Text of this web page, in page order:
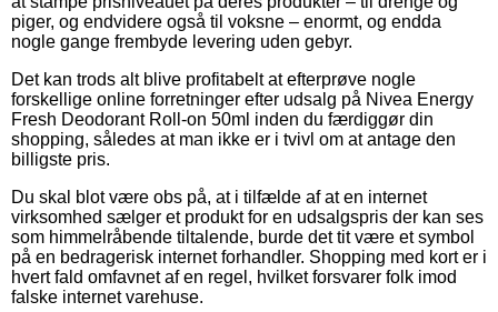
piger, og endvidere også til voksne – enormt, og endda
nogle gange frembyde levering uden gebyr.
Det kan trods alt blive profitabelt at efterprøve nogle
forskellige online forretninger efter udsalg på Nivea Energy
Fresh Deodorant Roll-on 50ml inden du færdiggør din
shopping, således at man ikke er i tvivl om at antage den
billigste pris.
Du skal blot være obs på, at i tilfælde af at en internet
virksomhed sælger et produkt for en udsalgspris der kan ses
som himmelråbende tiltalende, burde det tit være et symbol
på en bedragerisk internet forhandler. Shopping med kort er i
hvert fald omfavnet af en regel, hvilket forsvarer folk imod
falske internet varehuse.